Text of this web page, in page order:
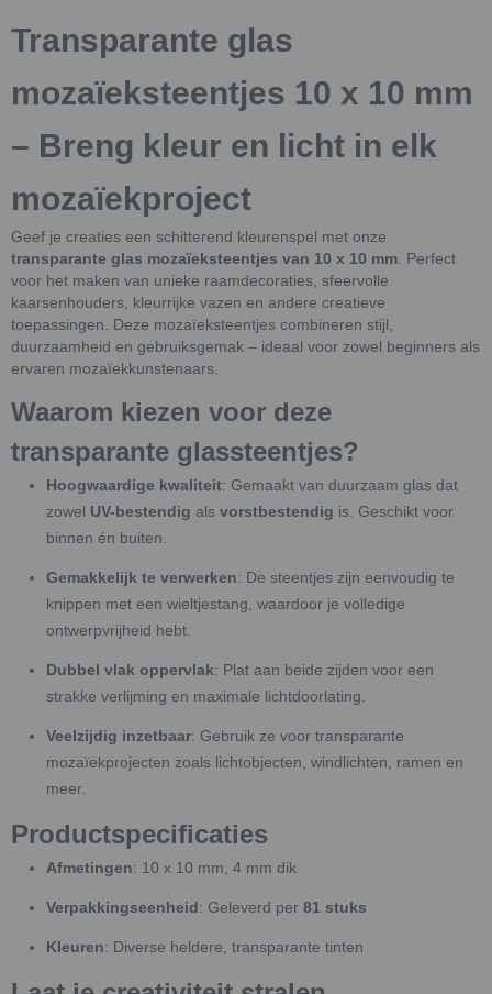
Transparante glas
mozaïeksteentjes 10 x 10 mm
– Breng kleur en licht in elk
mozaïekproject
Geef je creaties een schitterend kleurenspel met onze
transparante glas mozaïeksteentjes van 10 x 10 mm . Perfect
voor het maken van unieke raamdecoraties, sfeervolle
kaarsenhouders, kleurrijke vazen en andere creatieve
toepassingen. Deze mozaïeksteentjes combineren stijl,
duurzaamheid en gebruiksgemak – ideaal voor zowel beginners als
ervaren mozaïekkunstenaars.
Waarom kiezen voor deze
transparante glassteentjes?
Hoogwaardige kwaliteit: Gemaakt van duurzaam glas dat
zowel UV-bestendig als vorstbestendig is. Geschikt voor
binnen én buiten.
Gemakkelijk te verwerken: De steentjes zijn eenvoudig te
knippen met een wieltjestang, waardoor je volledige
ontwerpvrijheid hebt.
Dubbel vlak oppervlak: Plat aan beide zijden voor een
strakke verlijming en maximale lichtdoorlating.
Veelzijdig inzetbaar: Gebruik ze voor transparante
mozaïekprojecten zoals lichtobjecten, windlichten, ramen en
meer.
Productspecificaties
Afmetingen: 10 x 10 mm, 4 mm dik
Verpakkingseenheid: Geleverd per 81 stuks
Kleuren: Diverse heldere, transparante tinten